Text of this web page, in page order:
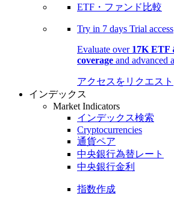
ETF・ファンド比較
Try in 7 days Trial access
Evaluate over 17K ETF
coverage and advanced
アクセスをリクエスト
インデックス
Market Indicators
インデックス検索
Cryptocurrencies
通貨ペア
中央銀行為替レート
中央銀行金利
指数作成